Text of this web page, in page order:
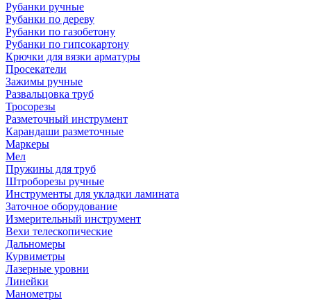
Рубанки ручные
Рубанки по дереву
Рубанки по газобетону
Рубанки по гипсокартону
Крючки для вязки арматуры
Просекатели
Зажимы ручные
Развальцовка труб
Тросорезы
Разметочный инструмент
Карандаши разметочные
Маркеры
Мел
Пружины для труб
Штроборезы ручные
Инструменты для укладки ламината
Заточное оборудование
Измерительный инструмент
Вехи телескопические
Дальномеры
Курвиметры
Лазерные уровни
Линейки
Манометры